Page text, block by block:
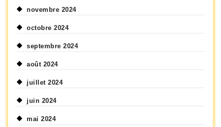
novembre 2024
octobre 2024
septembre 2024
août 2024
juillet 2024
juin 2024
mai 2024